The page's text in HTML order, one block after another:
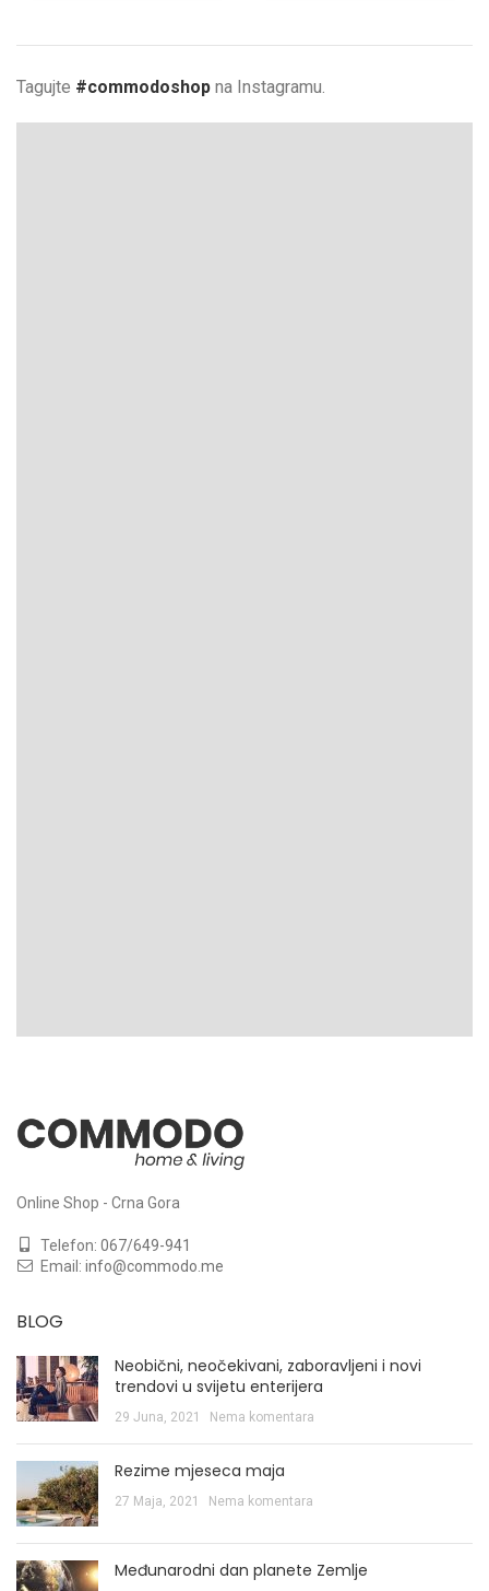
Tagujte #commodoshop na Instagramu.
Online Shop - Crna Gora
Telefon: 067/649-941
Email: info@commodo.me
BLOG
Neobični, neočekivani, zaboravljeni i novi
trendovi u svijetu enterijera
29 Juna, 2021 Nema komentara
Rezime mjeseca maja
27 Maja, 2021 Nema komentara
Međunarodni dan planete Zemlje